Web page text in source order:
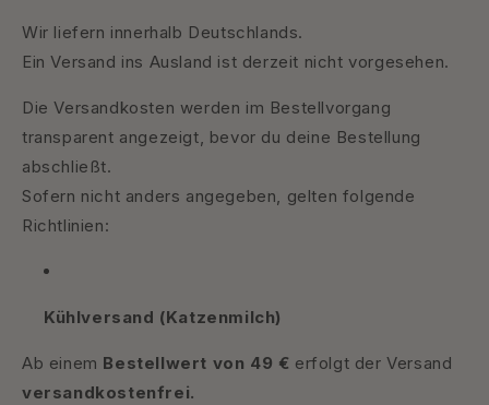
Wir liefern innerhalb Deutschlands.
Ein Versand ins Ausland ist derzeit nicht vorgesehen.
Die Versandkosten werden im Bestellvorgang
transparent angezeigt, bevor du deine Bestellung
abschließt.
Sofern nicht anders angegeben, gelten folgende
Richtlinien:
Kühlversand (Katzenmilch)
Ab einem Bestellwert von 49 € erfolgt der Versand
versandkostenfrei.